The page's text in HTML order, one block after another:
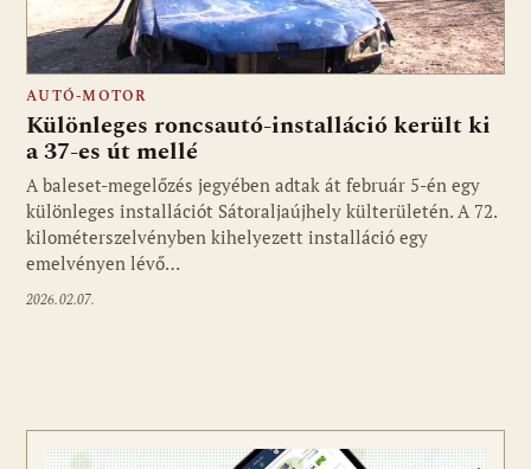
AUTÓ-MOTOR
Különleges roncsautó-installáció került ki
a 37-es út mellé
A baleset-megelőzés jegyében adtak át február 5-én egy
különleges installációt Sátoraljaújhely külterületén. A 72.
kilométerszelvényben kihelyezett installáció egy
emelvényen lévő…
2026.02.07.